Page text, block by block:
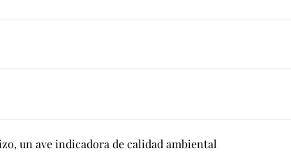
un ave indicadora de calidad ambiental